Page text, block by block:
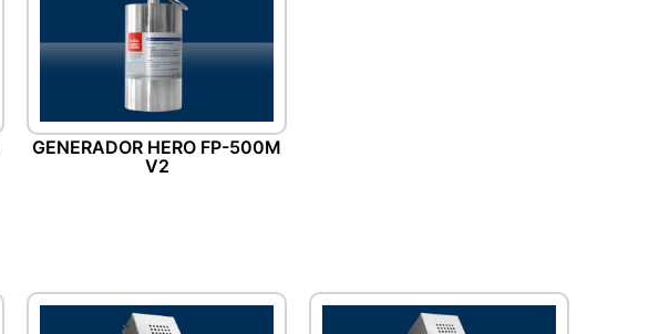
GENERADOR HERO FP-500M
V2